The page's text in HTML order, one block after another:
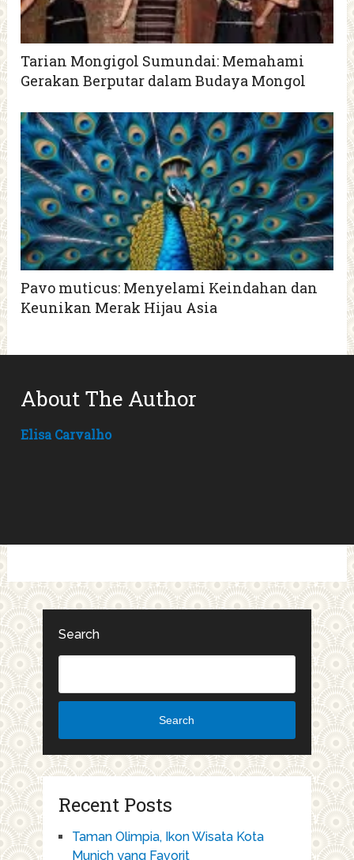
Tarian Mongigol Sumundai: Memahami
Gerakan Berputar dalam Budaya Mongol
Pavo muticus: Menyelami Keindahan dan
Keunikan Merak Hijau Asia
About The Author
Elisa Carvalho
Search
Search
Recent Posts
Taman Olimpia, Ikon Wisata Kota
Munich yang Favorit